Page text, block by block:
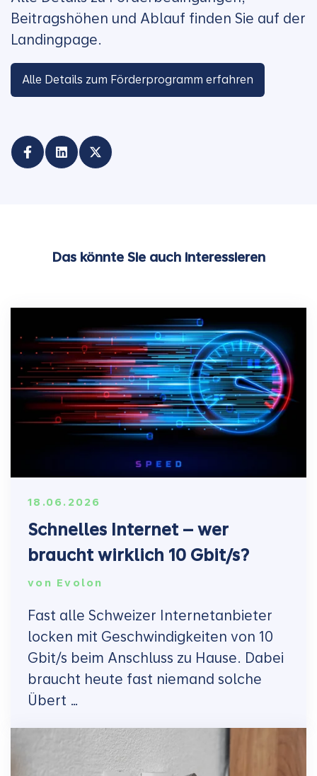
Beitragshöhen und Ablauf finden Sie auf der
Landingpage.
Alle Details zum Förderprogramm erfahren
Das könnte Sie auch interessieren
18.06.2026
Schnelles Internet – wer
braucht wirklich 10 Gbit/s?
von Evolon
Fast alle Schweizer Internetanbieter
locken mit Geschwindigkeiten von 10
Gbit/s beim Anschluss zu Hause. Dabei
braucht heute fast niemand solche
Übert …